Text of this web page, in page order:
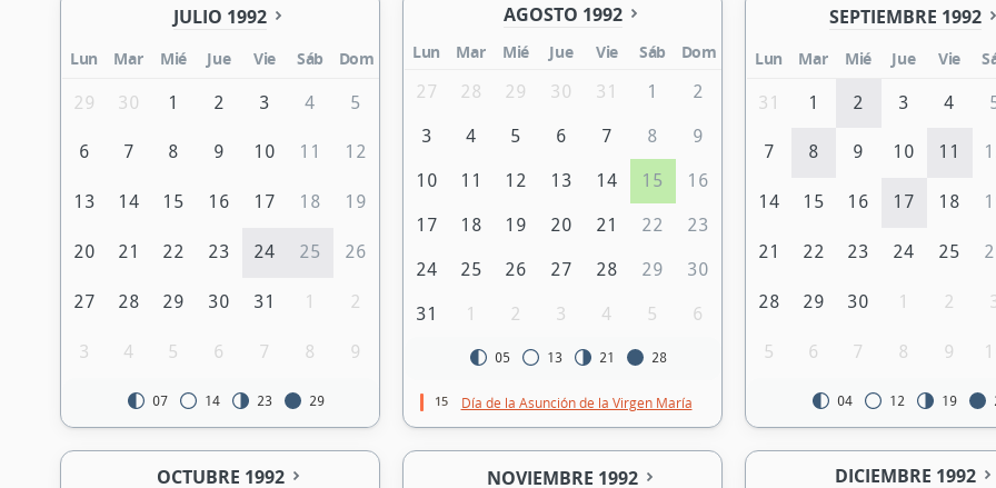
JULIO 1992
Lun Mar Mié Jue Vie Sáb Dom
29 30 1 2 3 4 5
6 7 8 9 10 11 12
13 14 15 16 17 18 19
20 21 22 23 24 25 26
27 28 29 30 31 1 2
3 4 5 6 7 8 9
07 14 23 29
AGOSTO 1992
Lun Mar Mié Jue Vie Sáb
Dom
27
28 29 30 31 1 2
3 4 5 6 7 8 9
10 11 12 13 14 15 16
17 18 19 20 21 22 23
24 25 26 27 28 29 30
31 1 2 3 4 5 6
05 13 21 28
15 Día de la Asunción de la Virgen María
SEPTIEMBRE 1992
Lun Mar Mié Jue Vie
31 1 2 3 4
7 8 9 10 11
14 15 16 17 18
21 22 23 24 25
28 29 30 1 2
5 6 7 8 9
04 12 19
OCTUBRE 1992 NOVIEMBRE 1992 DICIEMBRE 1992